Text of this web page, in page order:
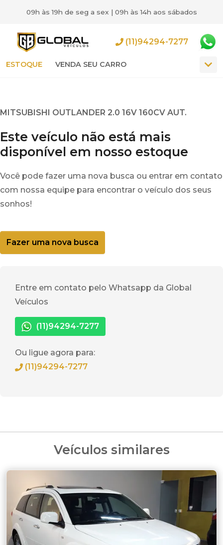
09h às 19h de seg a sex | 09h às 14h aos sábados
ESTOQUE VENDA SEU CARRO
(11)94294-7277
MITSUBISHI OUTLANDER 2.0 16V 160CV AUT.
Este veículo não está mais
disponível em nosso estoque
Você pode fazer uma nova busca ou entrar em contato
com nossa equipe para encontrar o veículo dos seus
sonhos!
Fazer uma nova busca
Entre em contato pelo Whatsapp da Global
Veículos
(11)94294-7277
Ou ligue agora para:
(11)94294-7277
Veículos similares